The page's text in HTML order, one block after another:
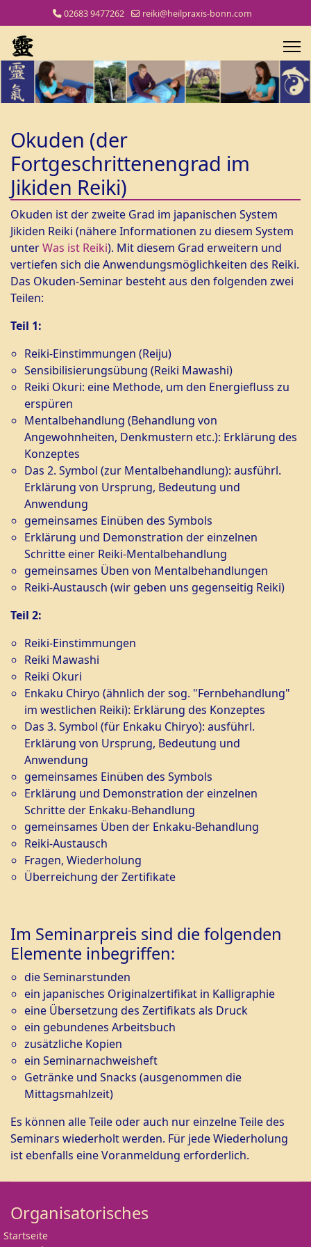
02683 9477262 reiki@heilpraxis-bonn.com
Okuden (der
Fortgeschrittenengrad im
Jikiden Reiki)
Okuden ist der zweite Grad im japanischen System
Jikiden Reiki (nähere Informationen zu diesem System
unterWas ist Reiki). Mit diesem Grad erweitern und
vertiefen sich die Anwendungsmöglichkeiten des Reiki.
Das Okuden-Seminar besteht aus den folgenden zwei
Teilen:
Teil 1:
Reiki-Einstimmungen (Reiju)
Sensibilisierungsübung (Reiki Mawashi)
Reiki Okuri: eine Methode, um den Energiefluss zu
erspüren
Mentalbehandlung (Behandlung von
Angewohnheiten, Denkmustern etc.): Erklärung des
Konzeptes
Das 2. Symbol (zur Mentalbehandlung): ausführl.
Erklärung von Ursprung, Bedeutung und
Anwendung
gemeinsames Einüben des Symbols
Erklärung und Demonstration der einzelnen
Schritte einer Reiki-Mentalbehandlung
gemeinsames Üben von Mentalbehandlungen
Reiki-Austausch (wir geben uns gegenseitig Reiki)
Teil 2:
Reiki-Einstimmungen
Reiki Mawashi
Reiki Okuri
Enkaku Chiryo (ähnlich der sog. "Fernbehandlung"
im westlichen Reiki): Erklärung des Konzeptes
Das 3. Symbol (für Enkaku Chiryo): ausführl.
Erklärung von Ursprung, Bedeutung und
Anwendung
gemeinsames Einüben des Symbols
Erklärung und Demonstration der einzelnen
Schritte der Enkaku-Behandlung
gemeinsames Üben der Enkaku-Behandlung
Reiki-Austausch
Fragen, Wiederholung
Überreichung der Zertifikate
Im Seminarpreis sind die folgenden
Elemente inbegriffen:
die Seminarstunden
ein japanisches Originalzertifikat in Kalligraphie
eine Übersetzung des Zertifikats als Druck
ein gebundenes Arbeitsbuch
zusätzliche Kopien
ein Seminarnachweisheft
Getränke und Snacks (ausgenommen die
Mittagsmahlzeit)
Es können alle Teile oder auch nur einzelne Teile des
Seminars wiederholt werden. Für jede Wiederholung
ist ebenfalls eine Voranmeldung erforderlich.
Organisatorisches
Startseite